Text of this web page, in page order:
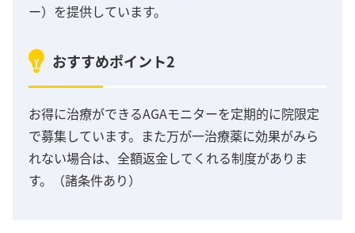
ー）を提供しています。
おすすめポイント2
お得に治療ができるAGAモニターを定期的に院限定
で募集しています。また万が一治療薬に効果がみら
れない場合は、全額返金してくれる制度がありま
す。（諸条件あり）